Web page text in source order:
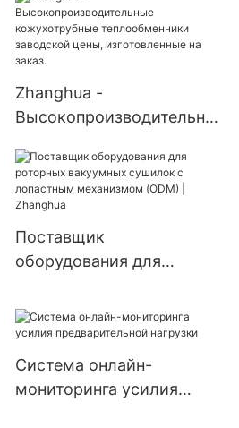
нержавеющей стали с
кожухотрубной
конструкцией
Zhanghua -
Высокопроизводительны
теплообменники
заводской цены,
изготовленные на заказ.
Поставщик
оборудования для
сушилок с лопастным
механизмом (ODM) |
Zhanghua
Система онлайн-
мониторинга усилия